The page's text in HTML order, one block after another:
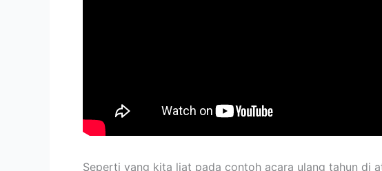
Seperti yang kita liat pada contoh acara ulang tahun di